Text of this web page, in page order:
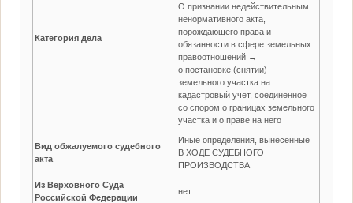
Категория дела
О признании недействительным
ненормативного акта,
порождающего права и
обязанности в сфере земельных
правоотношений →
о постановке (снятии)
земельного участка на
кадастровый учет, соединенное
со спором о границах земельного
участка и о праве на него
Вид обжалуемого судебного
акта
Иные определения, вынесенные
В ХОДЕ СУДЕБНОГО
ПРОИЗВОДСТВА
Из Верховного Суда
Российской Федерации
нет